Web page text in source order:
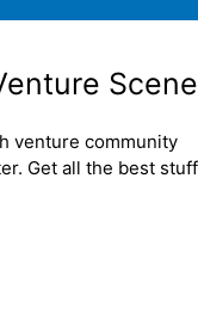
Scene
venture community
Get all the best stuff